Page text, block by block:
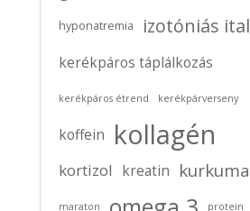
hyponatremia izotóniás ital
kerékpáros táplálkozás
kerékpáros étrend kerékpárverseny
koffein kollagén
kortizol kreatin kurkuma
maraton protein